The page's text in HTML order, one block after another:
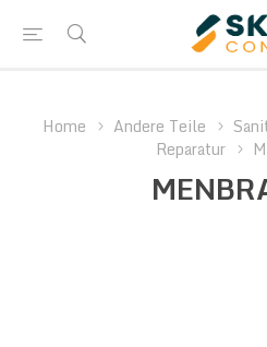
Home Andere Teile
Reparatur